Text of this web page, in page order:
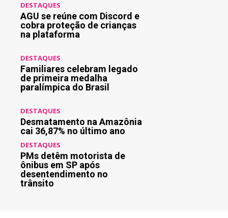
DESTAQUES
AGU se reúne com Discord e
cobra proteção de crianças
na plataforma
DESTAQUES
Familiares celebram legado
de primeira medalha
paralímpica do Brasil
DESTAQUES
Desmatamento na Amazônia
cai 36,87% no último ano
DESTAQUES
PMs detêm motorista de
ônibus em SP após
desentendimento no
trânsito